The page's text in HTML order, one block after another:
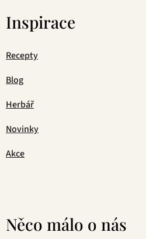
Inspirace
Recepty
Blog
Herbář
Novinky
Akce
Něco málo o nás